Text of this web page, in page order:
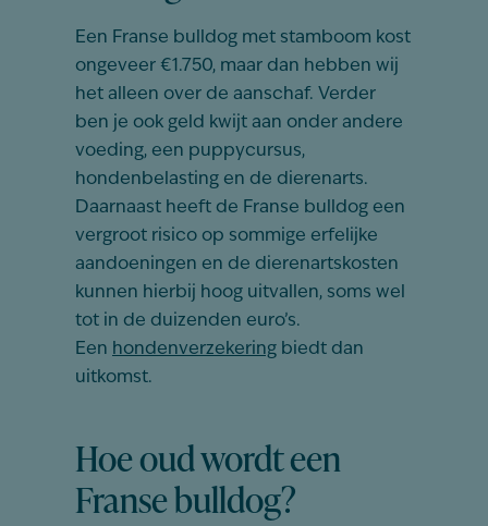
Een Franse bulldog met stamboom kost
ongeveer €1.750, maar dan hebben wij
het alleen over de aanschaf. Verder
ben je ook geld kwijt aan onder andere
voeding, een puppycursus,
hondenbelasting en de dierenarts.
Daarnaast heeft de Franse bulldog een
vergroot risico op sommige erfelijke
aandoeningen en de dierenartskosten
kunnen hierbij hoog uitvallen, soms wel
tot in de duizenden euro’s.
Een hondenverzekering biedt dan
uitkomst.
Hoe oud wordt een
Franse bulldog?